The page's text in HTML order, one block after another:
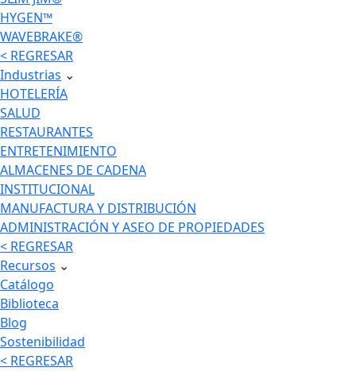
HYGEN™
WAVEBRAKE®
< REGRESAR
Industrias ⌄
HOTELERÍA
SALUD
RESTAURANTES
ENTRETENIMIENTO
ALMACENES DE CADENA
INSTITUCIONAL
MANUFACTURA Y DISTRIBUCIÓN
ADMINISTRACIÓN Y ASEO DE PROPIEDADES
< REGRESAR
Recursos ⌄
Catálogo
Biblioteca
Blog
Sostenibilidad
< REGRESAR